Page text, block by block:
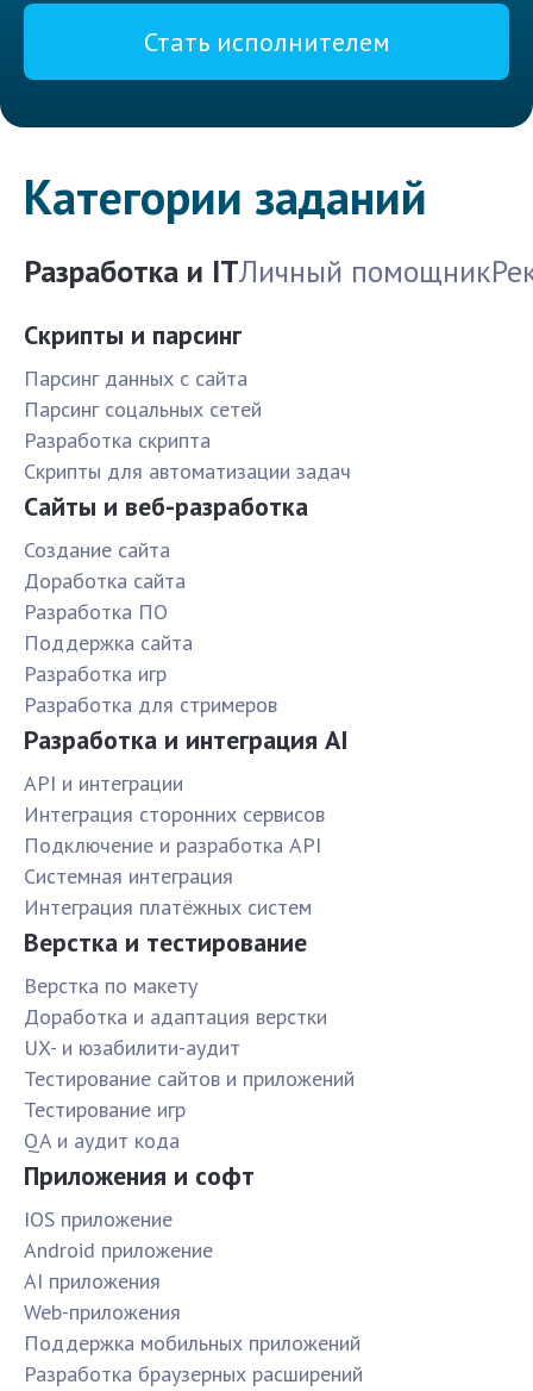
Стать исполнителем
Категории заданий
Разработка и ITЛичный помощник
Скрипты и парсинг
Парсинг данных с сайта
Парсинг соцальных сетей
Разработка скрипта
Скрипты для автоматизации задач
Сайты и веб-разработка
Создание сайта
Доработка сайта
Разработка ПО
Поддержка сайта
Разработка игр
Разработка для стримеров
Разработка и интеграция AI
API и интеграции
Интеграция сторонних сервисов
Подключение и разработка API
Системная интеграция
Интеграция платёжных систем
Верстка и тестирование
Верстка по макету
Доработка и адаптация верстки
UX- и юзабилити-аудит
Тестирование сайтов и приложений
Тестирование игр
QA и аудит кода
Приложения и софт
IOS приложение
Android приложение
AI приложения
Web-приложения
Поддержка мобильных приложений
Разработка браузерных расширений